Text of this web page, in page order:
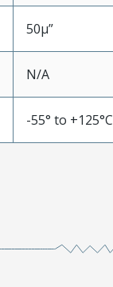
50µ”
N/A
-55° to +125°C